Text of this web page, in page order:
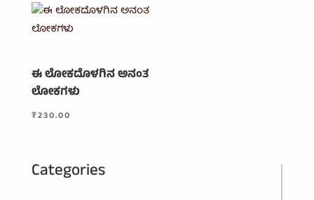
Categories
ಈ ಲೋಕದೊಳಗಿನ ಅನಂತ
ಲೋಕಗಳು
₹230.00